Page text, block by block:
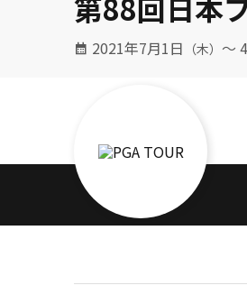
2021年7月1日 （木） 〜